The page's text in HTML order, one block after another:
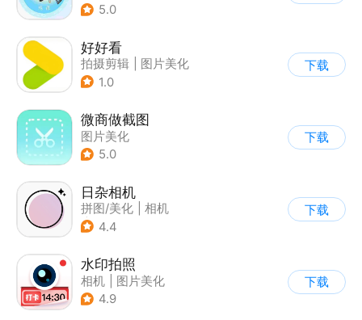
5.0
好好看
拍摄剪辑
图片美化
1.0
下载
微商做截图
图片美化
5.0
下载
日杂相机
拼图/美化
相机
| 图片美化
4.4
下载
水印拍照
相机
图片美化
4.9
下载